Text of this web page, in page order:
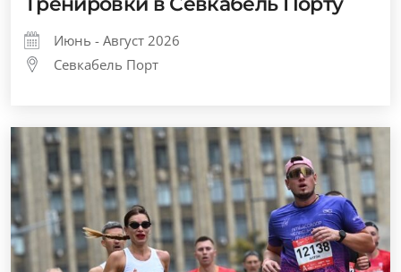
Июнь - Август 2026
Севкабель Порт